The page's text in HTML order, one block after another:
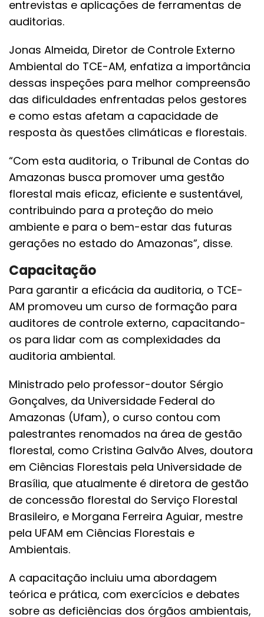
entrevistas e aplicações de ferramentas de
auditorias.
Jonas Almeida, Diretor de Controle Externo
Ambiental do TCE-AM, enfatiza a importância
dessas inspeções para melhor compreensão
das dificuldades enfrentadas pelos gestores
e como estas afetam a capacidade de
resposta às questões climáticas e florestais.
“Com esta auditoria, o Tribunal de Contas do
Amazonas busca promover uma gestão
florestal mais eficaz, eficiente e sustentável,
contribuindo para a proteção do meio
ambiente e para o bem-estar das futuras
gerações no estado do Amazonas”, disse.
Capacitação
Para garantir a eficácia da auditoria, o TCE-
AM promoveu um curso de formação para
auditores de controle externo, capacitando-
os para lidar com as complexidades da
auditoria ambiental.
Ministrado pelo professor-doutor Sérgio
Gonçalves, da Universidade Federal do
Amazonas (Ufam), o curso contou com
palestrantes renomados na área de gestão
florestal, como Cristina Galvão Alves, doutora
em Ciências Florestais pela Universidade de
Brasília, que atualmente é diretora de gestão
de concessão florestal do Serviço Florestal
Brasileiro, e Morgana Ferreira Aguiar, mestre
pela UFAM em Ciências Florestais e
Ambientais.
A capacitação incluiu uma abordagem
teórica e prática, com exercícios e debates
sobre as deficiências dos órgãos ambientais,